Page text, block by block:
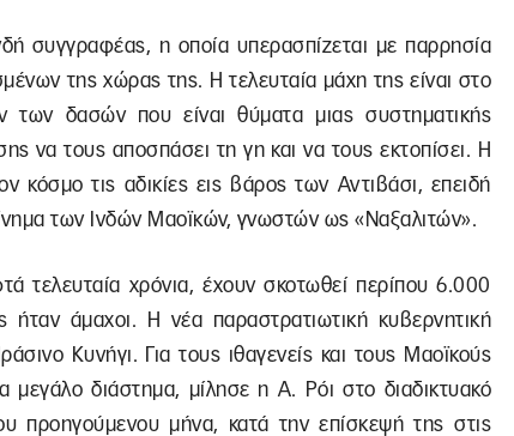
συγγραφέας, η οποία υπερασπίζεται με παρρησία
της χώρας της. Η τελευταία μάχη της είναι στο
των δασών που είναι θύματα μιας συστηματικής
να τους αποσπάσει τη γη και να τους εκτοπίσει. Η
κόσμο τις αδικίες εις βάρος των Αντιβάσι, επειδή
των Ινδών Μαοϊκών, γνωστών ως «Ναξαλιτών».
τελευταία χρόνια, έχουν σκοτωθεί περίπου 6.000
άμαχοι. Η νέα παραστρατιωτική κυβερνητική
Κυνήγι. Για τους ιθαγενείς και τους Μαοϊκούς
μεγάλο διάστημα, μίλησε η Α. Ρόι στο διαδικτυακό
προηγούμενου μήνα, κατά την επίσκεψή της στις